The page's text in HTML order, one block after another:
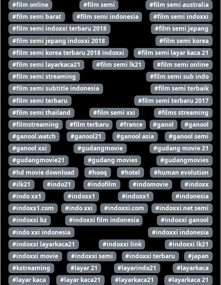
#film online
#film semi
#film semi australia
#film semi barat
#film semi indonesia
#film semi indoxxi
#film semi indoxxi terbaru 2018
#film semi jepang
#film semi jepang indoxxi 2018
#film semi korea
#film semi korea terbaru 2018 indoxxi
#film semi layar kaca 21
#film semi layarkaca21
#film semi lk21
#film semi online
#film semi streaming
#film semi sub indo
#film semi subtitle indonesia
#film semi terbaik
#film semi terbaru
#film semi terbaru 2017
#film semi thailand
#film semi xxi
#films streaming
#filmstreaming
#film terbaru #france #ganol
#ganool
#ganool.watch
#ganool21 #ganool asia
#ganool semi
#ganool xxi
#gudangmovie
#gudang movie 21
#gudangmovie21
#gudang movies
#gudangmovies
#hd movie download
#hooq #hotel
#human evolution
#ilk21
#indo21 #indofilm #indomovie
#indoxx
#indo xx1
#indoxx1 #indoxx1
#indonesia
#indoxx1.com
#indo xxi #indoxxi.com
#indoxxi.net semi
#indoxxi bz
#indoxxi film indonesia
#indoxxi ganool
#indo xxi indonesia
#indoxxi indonesia
#indoxxi layarkaca21
#indoxxi link
#indoxxi lk21
#indoxxi movie
#indoxxi semi #indoxxi terbaru
#japan
#kstreaming
#layar 21 #layarindo21
#layarkaca
#layar kaca
#layar kaca21 #layarkaca21
#layarkaca 21